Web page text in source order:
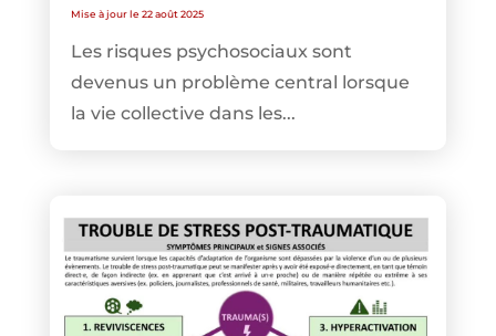
Mise à jour le 22 août 2025
Les risques psychosociaux sont
devenus un problème central lorsque
la vie collective dans les...